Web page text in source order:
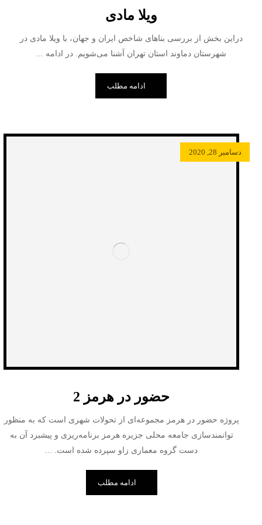
ویلا مادی
دراین بخش از بررسی بناهای شاخص ایران و جهان، با ویلا مادی در
شهرستان دماوند استان تهران آشنا می‌شویم. در ادامه ...
ادامه مطلب
حضور در هرمز 2
دسامبر 28, 2020
پروژه حضور در هرمز مجموعه‌ای از تحولات شهری است که به منظور
توانمندسازی جامعه محلی جزیره هرمز برنامه‌ریزی و پیشبرد آن به
دست گروه معماری زاو سپرده شده است. ...
ادامه مطلب